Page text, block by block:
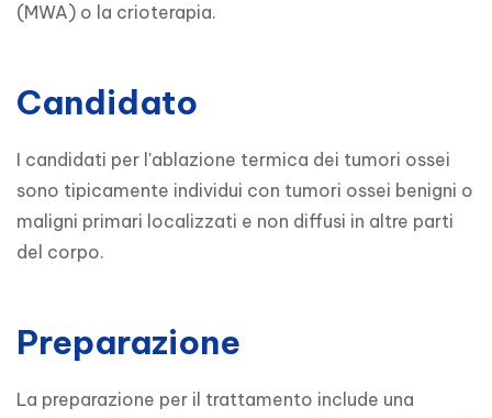
(MWA) o la crioterapia.
Candidato
I candidati per l'ablazione termica dei tumori ossei
sono tipicamente individui con tumori ossei benigni o
maligni primari localizzati e non diffusi in altre parti
del corpo.
Preparazione
La preparazione per il trattamento include una